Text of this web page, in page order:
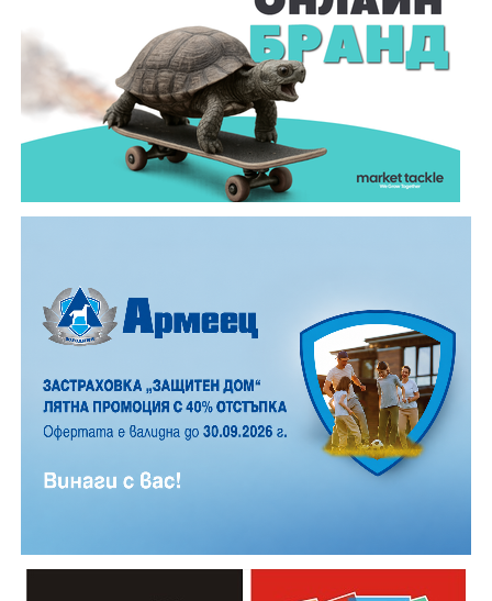
бъде начислена нова сума. При проверка показвате
същото устройство, с което сте валидирали.
Пътуването е по-лесно, по-бързо и по-удобно за
От 6 август хартиеният билет за обществения
транспорт в Габрово става електронен, с което ерата
на хартиените билети в приключва.
Новата
валидират превозни документи по модерен и